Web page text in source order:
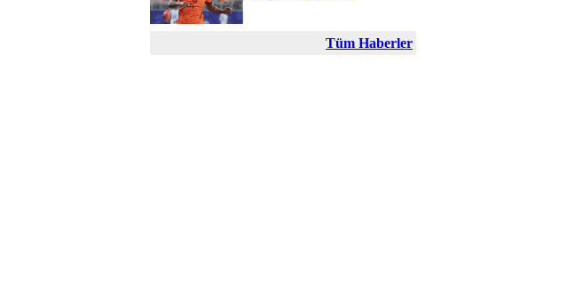
Tüm Haberler